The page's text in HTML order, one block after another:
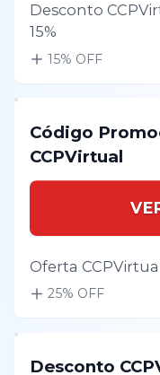
Desconto
15%
15% OFF
Código
CCPVirtual
Oferta
25% OFF
Desconto